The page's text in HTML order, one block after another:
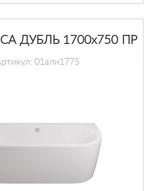
ДУБЛЬ 1700х750 ПР
01али1775